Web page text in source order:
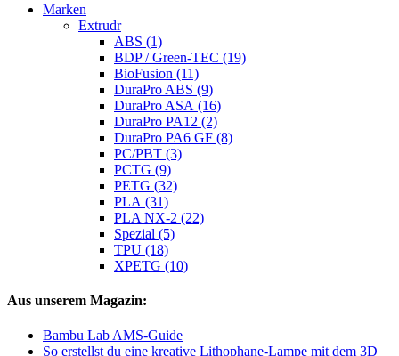
Marken
Extrudr
ABS (1)
BDP / Green-TEC (19)
BioFusion (11)
DuraPro ABS (9)
DuraPro ASA (16)
DuraPro PA12 (2)
DuraPro PA6 GF (8)
PC/PBT (3)
PCTG (9)
PETG (32)
PLA (31)
PLA NX-2 (22)
Spezial (5)
TPU (18)
XPETG (10)
Aus unserem Magazin:
Bambu Lab AMS-Guide
So erstellst du eine kreative Lithophane-Lampe mit dem 3D